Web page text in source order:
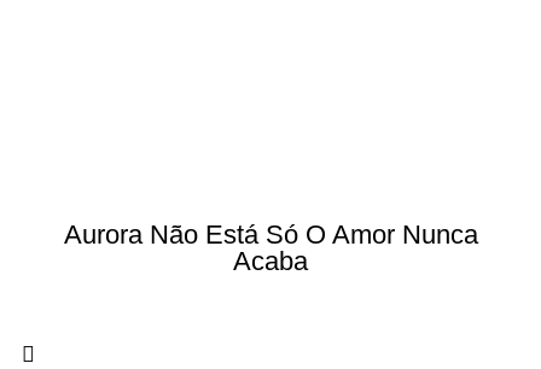
Aurora Não Está Só O Amor Nunca
Acaba